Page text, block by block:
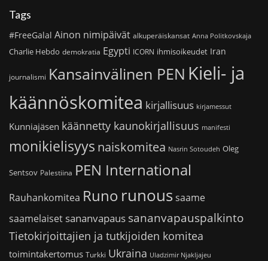
Tags
#FreeGalal Ainon nimipäivät alkuperäiskansat Anna Politkovskaja
Charlie Hebdo demokratia Egypti ICORN ihmisoikeudet Iran
journalismi Kansainvälinen PEN Kieli- ja
käännöskomitea kirjallisuus kirjamessut
Kunniajäsen käännetty kaunokirjallisuus manifesti
monikielisyys naiskomitea Nasrin Sotoudeh Oleg
Sentsov Palestiina PEN International
Rauhankomitea Runo runoussaame
saamelaiset sananvapaus sananvapauspalkinto
Tietokirjoittajien ja tutkijoiden komitea
toimintakertomus Turkki Ukraina Uladzimir Njakljajeu